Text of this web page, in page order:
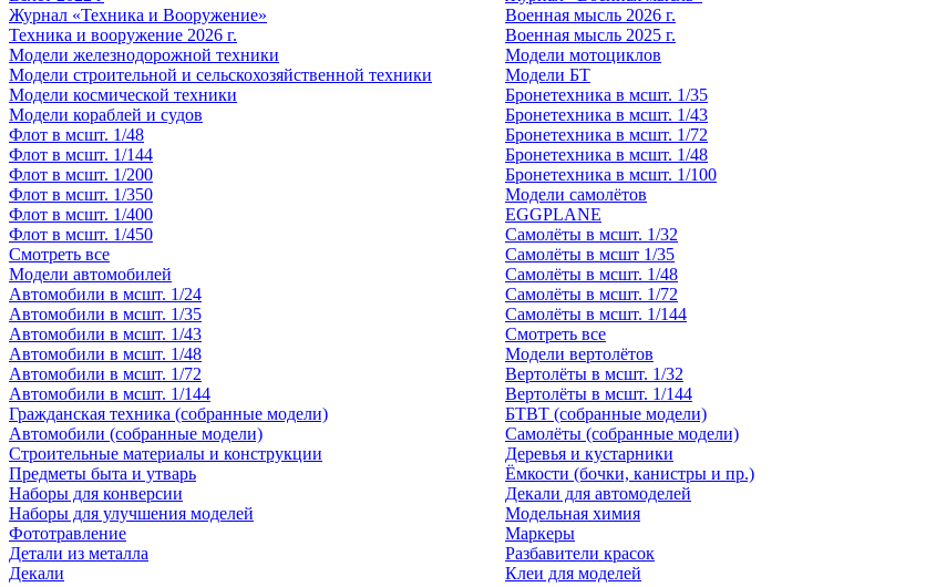
Журнал «Техника и Вооружение»
Техника и вооружение 2026 г.
Военная мысль 2026 г.
Военная мысль 2025 г.
Модели железнодорожной техники
Модели строительной и сельскохозяйственной техники
Модели космической техники
Модели кораблей и судов
Флот в мсшт. 1/48
Флот в мсшт. 1/144
Флот в мсшт. 1/200
Флот в мсшт. 1/350
Флот в мсшт. 1/400
Флот в мсшт. 1/450
Смотреть все
Модели автомобилей
Автомобили в мсшт. 1/24
Автомобили в мсшт. 1/35
Автомобили в мсшт. 1/43
Автомобили в мсшт. 1/48
Автомобили в мсшт. 1/72
Автомобили в мсшт. 1/144
Модели мотоциклов
Модели БТ
Бронетехника в мсшт. 1/35
Бронетехника в мсшт. 1/43
Бронетехника в мсшт. 1/72
Бронетехника в мсшт. 1/48
Бронетехника в мсшт. 1/100
Модели самолётов
EGGPLANE
Самолёты в мсшт. 1/32
Самолёты в мсшт 1/35
Самолёты в мсшт. 1/48
Самолёты в мсшт. 1/72
Самолёты в мсшт. 1/144
Смотреть все
Модели вертолётов
Вертолёты в мсшт. 1/32
Вертолёты в мсшт. 1/144
Гражданская техника (собранные модели)
Автомобили (собранные модели)
БТВТ (собранные модели)
Самолёты (собранные модели)
Строительные материалы и конструкции
Предметы быта и утварь
Деревья и кустарники
Ёмкости (бочки, канистры и пр.)
Наборы для конверсии
Наборы для улучшения моделей
Фототравление
Детали из металла
Декали
Декали для автомоделей
Модельная химия
Маркеры
Разбавители красок
Клеи для моделей